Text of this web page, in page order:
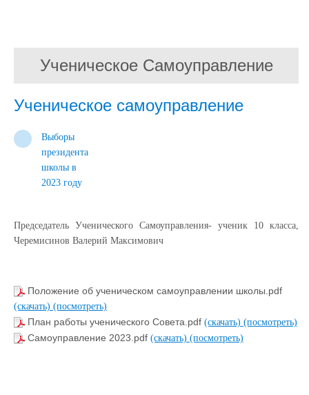
Ученическое Самоуправление
Ученическое самоуправление
Выборы
президента
школы в
2023 году
Председатель Ученического Самоуправления- ученик 10 класса,
Черемисинов Валерий Максимович
Положение об ученическом самоуправлении школы.pdf
(скачать) (посмотреть)
План работы ученического Совета.pdf (скачать) (посмотреть)
Самоуправление 2023.pdf (скачать) (посмотреть)